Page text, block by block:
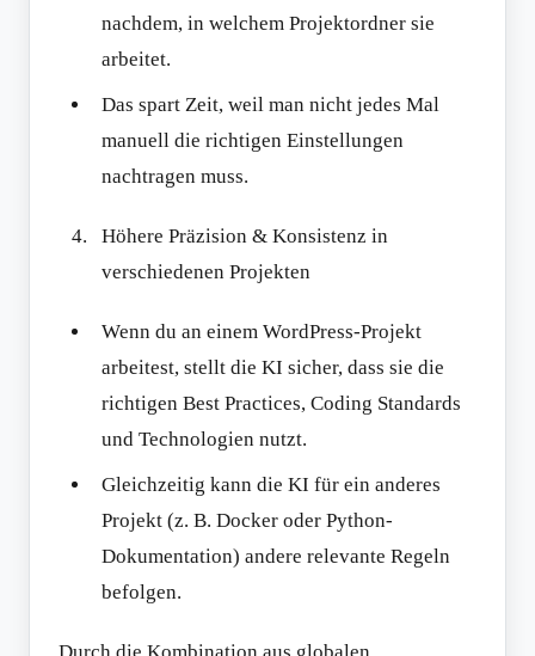
nachdem, in welchem Projektordner sie
arbeitet.
Das spart Zeit, weil man nicht jedes Mal
manuell die richtigen Einstellungen
nachtragen muss.
Höhere Präzision & Konsistenz in
verschiedenen Projekten
Wenn du an einem WordPress-Projekt
arbeitest, stellt die KI sicher, dass sie die
richtigen Best Practices, Coding Standards
und Technologien nutzt.
Gleichzeitig kann die KI für ein anderes
Projekt (z. B. Docker oder Python-
Dokumentation) andere relevante Regeln
befolgen.